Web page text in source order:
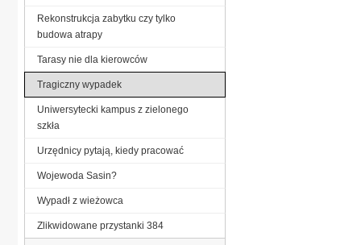
Rekonstrukcja zabytku czy tylko
budowa atrapy
Tarasy nie dla kierowców
Tragiczny wypadek
Uniwersytecki kampus z zielonego
szkła
Urzędnicy pytają, kiedy pracować
Wojewoda Sasin?
Wypadł z wieżowca
Zlikwidowane przystanki 384